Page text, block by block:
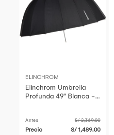
ELINCHROM
Elinchrom Umbrella
Profunda 49" Blanca -
Contr
Antes S/ 2,369.00
Precio S/ 1,489.00